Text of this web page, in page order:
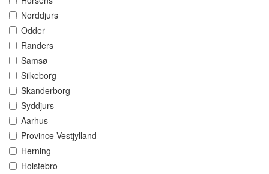
Norddjurs
Odder
Randers
Samsø
Silkeborg
Skanderborg
Syddjurs
Aarhus
Province Vestjylland
Herning
Holstebro